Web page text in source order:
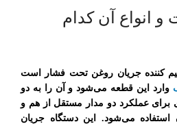
و انواع آن کدام
کننده جریان روغن تحت فشار است
وارد این قطعه می‌شود و آن را به دو
برای عملکرد دو مدار مستقل از هم و
استفاده می‌شود. این دستگاه جریان